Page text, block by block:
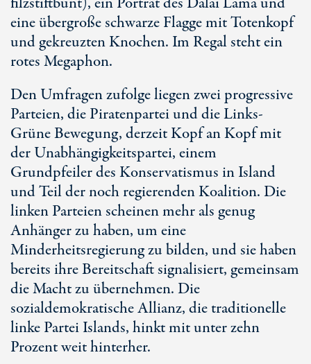
eine übergroße schwarze Flagge mit Totenkopf
und gekreuzten Knochen. Im Regal steht ein
rotes Megaphon.
Den Umfragen zufolge liegen zwei progressive
Parteien, die Piratenpartei und die Links-
Grüne Bewegung, derzeit Kopf an Kopf mit
der Unabhängigkeitspartei, einem
Grundpfeiler des Konservatismus in Island
und Teil der noch regierenden Koalition. Die
linken Parteien scheinen mehr als genug
Anhänger zu haben, um eine
Minderheitsregierung zu bilden, und sie haben
bereits ihre Bereitschaft signalisiert, gemeinsam
die Macht zu übernehmen. Die
sozialdemokratische Allianz, die traditionelle
linke Partei Islands, hinkt mit unter zehn
Prozent weit hinterher.